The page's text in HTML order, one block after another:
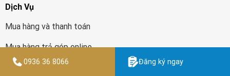
Dịch Vụ
Mua hàng và thanh toán
Mua hàng trả góp online
Tra thông tin đơn hàng
0936 36 8066 Đăng ký ngay